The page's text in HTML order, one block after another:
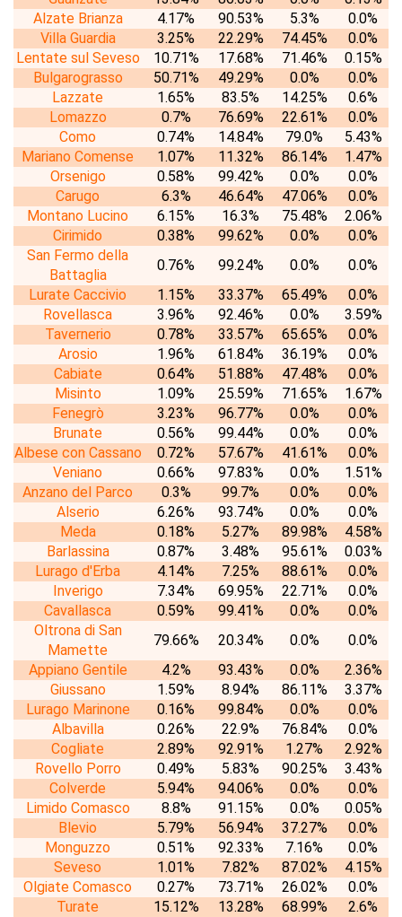
Alzate Brianza
4.17% 90.53% 5.3%
0.0%
Villa Guardia
3.25% 22.29% 74.45%
0.0%
Lentate sul Seveso
10.71% 17.68% 71.46%
0.15%
Bulgarograsso
50.71% 49.29% 0.0%
0.0%
Lazzate
1.65% 83.5% 14.25%
0.6%
Lomazzo
0.7% 76.69% 22.61%
0.0%
Como
0.74% 14.84% 79.0%
5.43%
Mariano Comense
1.07% 11.32% 86.14%
1.47%
Orsenigo
0.58% 99.42% 0.0%
0.0%
Carugo
6.3% 46.64% 47.06%
0.0%
Montano Lucino
6.15% 16.3% 75.48%
2.06%
Cirimido
0.38% 99.62% 0.0%
0.0%
San Fermo della
Battaglia
0.76% 99.24% 0.0%
0.0%
Lurate Caccivio
1.15% 33.37% 65.49%
0.0%
Rovellasca
3.96% 92.46% 0.0%
3.59%
Tavernerio
0.78% 33.57% 65.65%
0.0%
Arosio
1.96% 61.84% 36.19%
0.0%
Cabiate
0.64% 51.88% 47.48%
0.0%
Misinto
1.09% 25.59% 71.65%
1.67%
Fenegrò
3.23% 96.77% 0.0%
0.0%
Brunate
0.56% 99.44% 0.0%
0.0%
Albese con Cassano
0.72% 57.67% 41.61%
0.0%
Veniano
0.66% 97.83% 0.0%
1.51%
Anzano del Parco
0.3% 99.7% 0.0%
0.0%
Alserio
6.26% 93.74% 0.0%
0.0%
Meda
0.18% 5.27% 89.98%
4.58%
Barlassina
0.87% 3.48% 95.61%
0.03%
Lurago d'Erba
4.14% 7.25% 88.61%
0.0%
Inverigo
7.34% 69.95% 22.71%
0.0%
Cavallasca
0.59% 99.41% 0.0%
0.0%
Oltrona di San
Mamette
79.66% 20.34% 0.0%
0.0%
Appiano Gentile
4.2% 93.43% 0.0%
2.36%
Giussano
1.59% 8.94% 86.11%
3.37%
Lurago Marinone
0.16% 99.84% 0.0%
0.0%
Albavilla
0.26% 22.9% 76.84%
0.0%
Cogliate
2.89% 92.91% 1.27%
2.92%
Rovello Porro
0.49% 5.83% 90.25%
3.43%
Colverde
5.94% 94.06% 0.0%
0.0%
Limido Comasco
8.8% 91.15% 0.0%
0.05%
Blevio
5.79% 56.94% 37.27%
0.0%
Monguzzo
0.51% 92.33% 7.16%
0.0%
Seveso
1.01% 7.82% 87.02%
4.15%
Olgiate Comasco
0.27% 73.71% 26.02%
0.0%
Turate
15.12% 13.28% 68.99%
2.6%